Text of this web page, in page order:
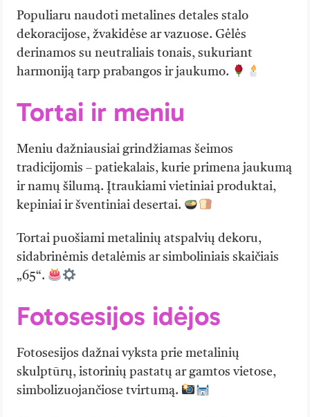
Populiaru naudoti metalines detales stalo
dekoracijose, žvakidėse ar vazuose. Gėlės
derinamos su neutraliais tonais, sukuriant
harmoniją tarp prabangos ir jaukumo.
Tortai ir meniu
Meniu dažniausiai grindžiamas šeimos
tradicijomis – patiekalais, kurie primena jaukumą
ir namų šilumą. Įtraukiami vietiniai produktai,
kepiniai ir šventiniai desertai.
Tortai puošiami metalinių atspalvių dekoru,
sidabrinėmis detalėmis ar simboliniais skaičiais
„65“.
Fotosesijos idėjos
Fotosesijos dažnai vyksta prie metalinių
skulptūrų, istorinių pastatų ar gamtos vietose,
simbolizuojančiose tvirtumą.